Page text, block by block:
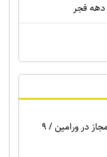
دهه فجر
پلمپ دو عطاری غیرمجاز در ورامین / ۹